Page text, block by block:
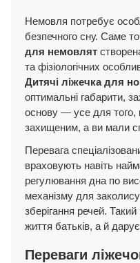
Немовля потребує
безпечного сну. Саме
для немовлят
та фізіологічних
Дитячі ліжечка для
оптимальні габарити,
основу — усе для
захищеним, а ви мали
Перевага
враховують навіть
регулювання дна по
механізму для
зберігання речей.
життя батьків, а й
Переваги